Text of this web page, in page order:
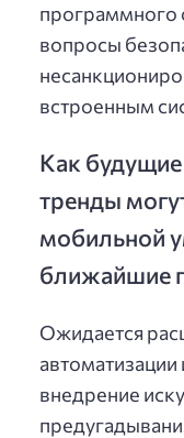
программного
вопросы
встроенным
Как
тренды
мобильной
ближайшие
Ожидается
автоматизации
внедрение